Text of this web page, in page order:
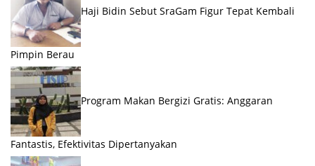
Haji Bidin Sebut SraGam Figur Tepat Kembali
Pimpin Berau
Program Makan Bergizi Gratis: Anggaran
Fantastis, Efektivitas Dipertanyakan